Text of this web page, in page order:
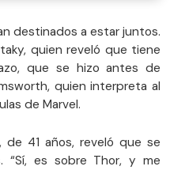
destinados a estar juntos.
quien reveló que tiene
que se hizo antes de
quien interpreta al
de Marvel.
de 41 años, reveló que se
“Sí, es sobre Thor, y me